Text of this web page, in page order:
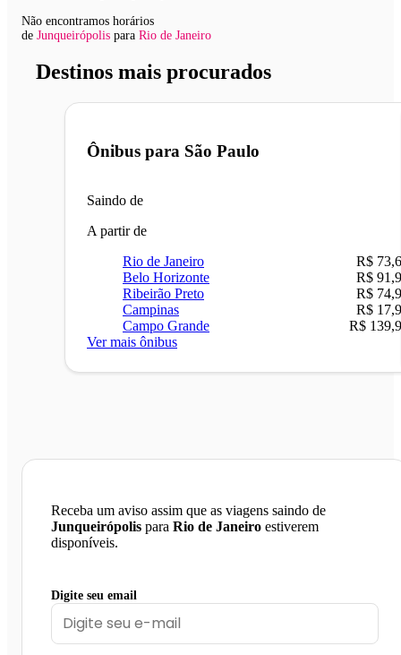
Não encontramos horários
de Junqueirópolis para Rio de Janeiro
Destinos mais procurados
Ônibus para São Paulo
Saindo de
A partir de
Rio de Janeiro
R$
Belo Horizonte
R$
Ribeirão Preto
R$
Campinas
R$
Campo Grande
R$
Ver mais ônibus
Receba um aviso assim que as viagens saindo de
Junqueirópolis para Rio de Janeiro estiverem
disponíveis.
Digite seu email